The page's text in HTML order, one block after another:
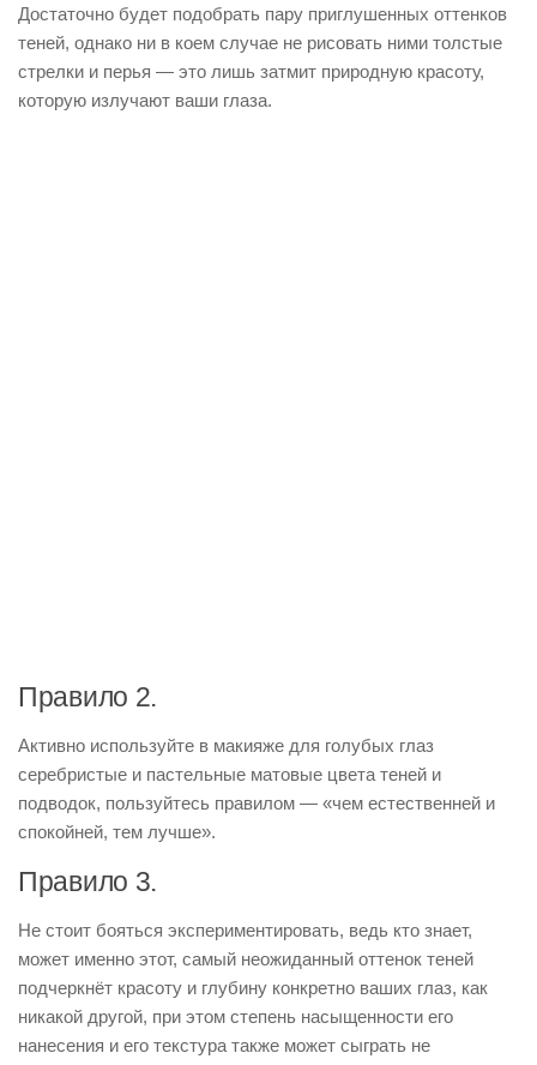
Достаточно будет подобрать пару приглушенных оттенков
теней, однако ни в коем случае не рисовать ними толстые
стрелки и перья — это лишь затмит природную красоту,
которую излучают ваши глаза.
Правило 2.
Активно используйте в макияже для голубых глаз
серебристые и пастельные матовые цвета теней и
подводок, пользуйтесь правилом — «чем естественней и
спокойней, тем лучше».
Правило 3.
Не стоит бояться экспериментировать, ведь кто знает,
может именно этот, самый неожиданный оттенок теней
подчеркнёт красоту и глубину конкретно ваших глаз, как
никакой другой, при этом степень насыщенности его
нанесения и его текстура также может сыграть не